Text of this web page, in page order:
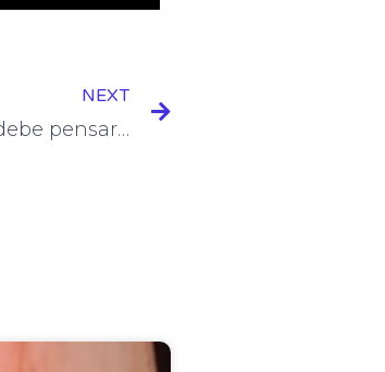
NEXT
Para EPM, al hablar de energía se debe pensar en país, no en negocio